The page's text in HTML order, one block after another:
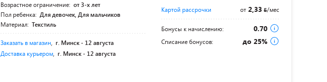
Возрастное ограничение: от 3-х лет
Пол ребенка: Для девочек, Для мальчиков
Материал: Текстиль
Заказать в магазин г. Минск - 12 августа
Доставка курьером г. Минск - 12 августа
Картой рассрочки от2,33 /мес
Бонусы к начислению: 0.70
Списание бонусов: до 25%